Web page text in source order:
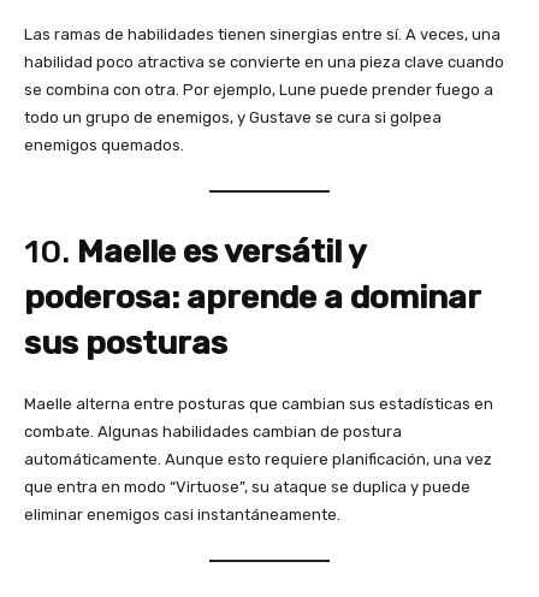
Las ramas de habilidades tienen sinergias entre sí. A veces, una
habilidad poco atractiva se convierte en una pieza clave cuando
se combina con otra. Por ejemplo, Lune puede prender fuego a
todo un grupo de enemigos, y Gustave se cura si golpea
enemigos quemados.
10. Maelle es versátil y
poderosa: aprende a dominar
sus posturas
Maelle alterna entre posturas que cambian sus estadísticas en
combate. Algunas habilidades cambian de postura
automáticamente. Aunque esto requiere planificación, una vez
que entra en modo “Virtuose”, su ataque se duplica y puede
eliminar enemigos casi instantáneamente.